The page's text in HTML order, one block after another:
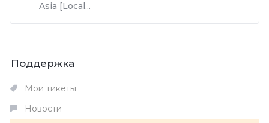
Asia [Local...
Поддержка
Мои тикеты
Новости